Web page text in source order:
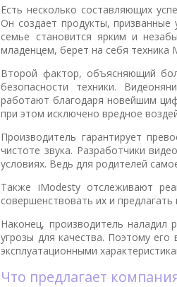
Есть несколько составляющих
Он создает продукты,
семье становится ярким и
младенцем, берет на себя техника
Второй фактор, объясняющий
безопасности техники.
работают благодаря новейшим
при этом исключено вредное
Производитель гарантирует
чистоте звука. Разработчики
условиях. Ведь для родителей
Также iModesty отслеживают
совершенствовать их и
Наконец, производитель наладил
угрозы для качества. Поэтому
эксплуатационными
Что предлагает